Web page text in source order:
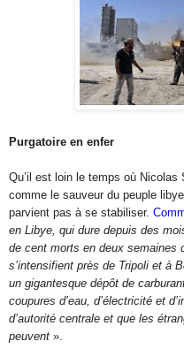
Purgatoire en enfer
Qu’il est loin le temps où Nicolas
comme le sauveur du peuple
parvient pas à se stabiliser.
en Libye, qui dure depuis des
de cent morts en deux semaines
s’intensifient près de Tripoli et à
un gigantesque dépôt de
coupures d’eau, d’électricité et
d’autorité centrale et que les
peuvent ».